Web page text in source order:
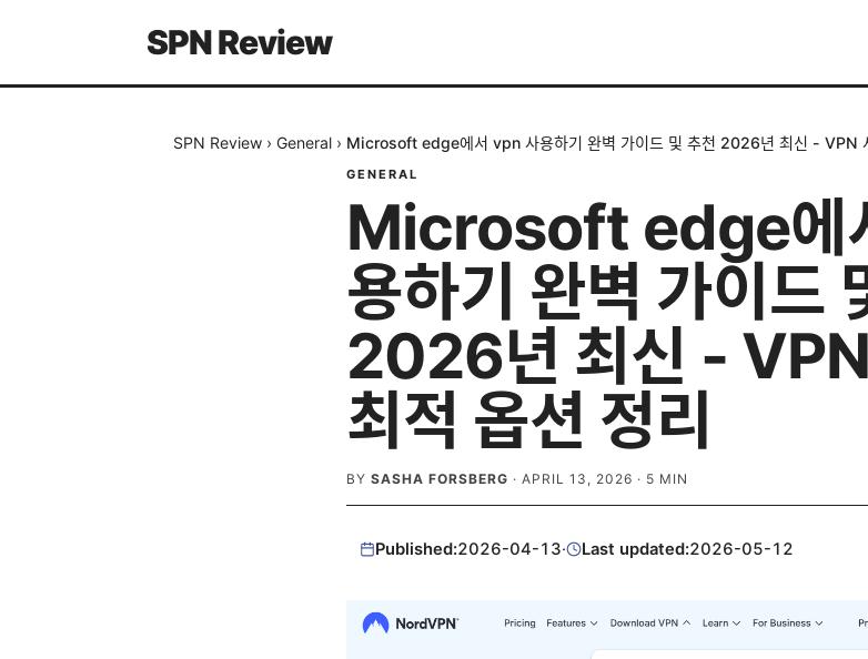
SPN Review
SPN Review › General › Microsoft edge에서 vpn 사용하기 완벽 가이드 및 추천 2026년 최신 - VPN
GENERAL
Microsoft edge에
용하기 완벽 가이드
2026년 최신 -
최적 옵션 정리
BY SASHA FORSBERG · APRIL 13, 2026 · 5 MIN
Published:2026-04-13· Last updated:2026-05-12